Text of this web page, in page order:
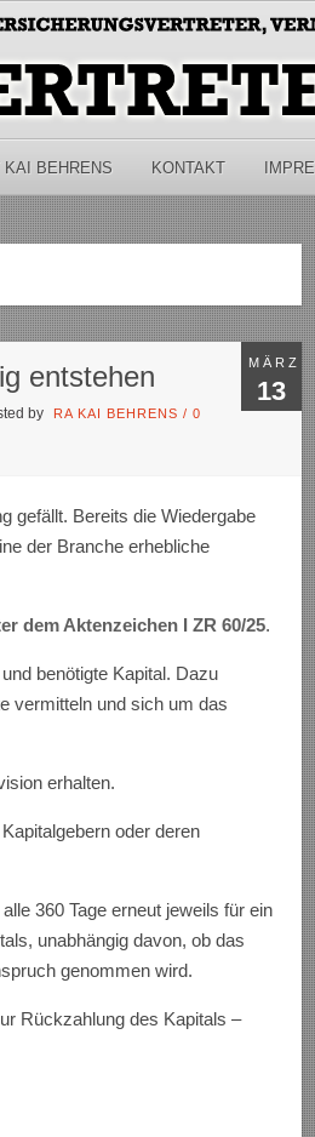
KAI BEHRENS KONTAKT
MÄRZ
13
entstehen
by RA KAI BEHRENS / 0
gefällt. Bereits die Wiedergabe
der Branche erhebliche
dem Aktenzeichen I ZR 60/25.
benötigte Kapital. Dazu
vermitteln und sich um das
erhalten.
oder deren
360 Tage erneut jeweils für ein
unabhängig davon, ob das
genommen wird.
Rückzahlung des Kapitals –